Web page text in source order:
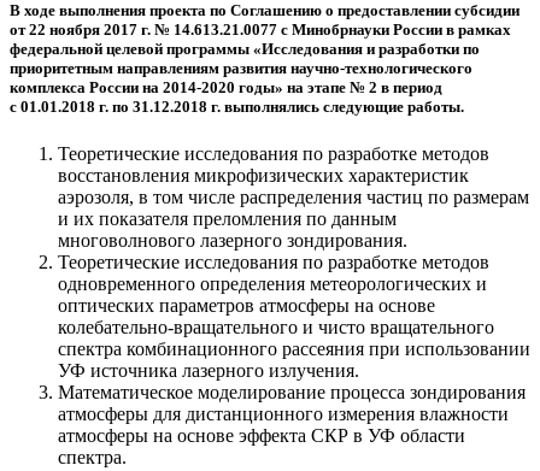
В ходе выполнения проекта по Соглашению о предоставлении субсидии
от 22 ноября 2017 г. № 14.613.21.0077 с Минобрнауки России в рамках
федеральной целевой программы «Исследования и разработки по
приоритетным направлениям развития научно-технологического
комплекса России на 2014-2020 годы» на этапе № 2 в период
с 01.01.2018 г. по 31.12.2018 г. выполнялись следующие работы.
Теоретические исследования по разработке методов
восстановления микрофизических характеристик
аэрозоля, в том числе распределения частиц по размерам
и их показателя преломления по данным
многоволнового лазерного зондирования.
Теоретические исследования по разработке методов
одновременного определения метеорологических и
оптических параметров атмосферы на основе
колебательно-вращательного и чисто вращательного
спектра комбинационного рассеяния при использовании
УФ источника лазерного излучения.
Математическое моделирование процесса зондирования
атмосферы для дистанционного измерения влажности
атмосферы на основе эффекта СКР в УФ области
спектра.